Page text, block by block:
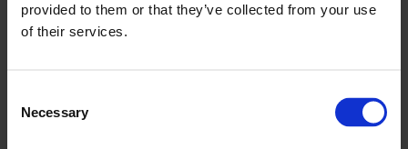
provided to them or that they’ve collected from your use
of their services.
Selection
Necessary